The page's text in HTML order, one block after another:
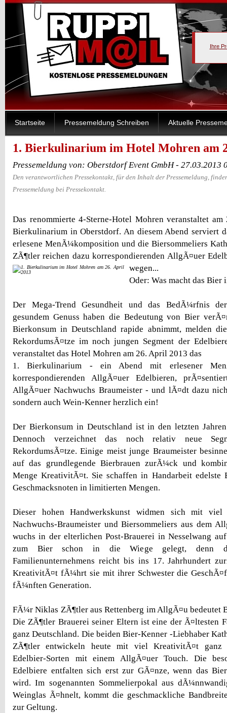
Ihre
Startseite Pressemeldung Schreiben Aktuelle
1. Bierkulinarium im Hotel Mohren am
Pressemeldung von: Oberstdorf Event GmbH - 27.03.2013
Den verantwortlichen Pressekontakt, für den Inhalt der Pressemeldung,
Pressemeldung bei Pressekontakt.
Das renommierte 4-Sterne-Hotel Mohren veranstaltet
Bierkulinarium in Oberstdorf. An diesem Abend serviert
erlesene MenÃ¼komposition und die Biersommeliers
ZÃ¶tler reichen dazu korrespondierenden AllgÃ¤uer
wegen...
Oder: Was macht das Bier
Der Mega-Trend Gesundheit und das BedÃ¼rfnis
gesundem Genuss haben die Bedeutung von Bier
Bierkonsum in Deutschland rapide abnimmt, melden
RekordumsÃ¤tze im noch jungen Segment der
veranstaltet das Hotel Mohren am 26. April 2013 das
1. Bierkulinarium - ein Abend mit erlesener
korrespondierenden AllgÃ¤uer Edelbieren,
AllgÃ¤uer Nachwuchs Braumeister - und lÃ¤dt dazu
sondern auch Wein-Kenner herzlich ein!
Der Bierkonsum in Deutschland ist in den letzten
Dennoch verzeichnet das noch relativ neue
RekordumsÃ¤tze. Einige meist junge Braumeister
auf das grundlegende Bierbrauen zurÃ¼ck und
Menge KreativitÃ¤t. Sie schaffen in Handarbeit edelste
Geschmacksnoten in limitierten Mengen.
Dieser hohen Handwerkskunst widmen sich mit
Nachwuchs-Braumeister und Biersommeliers aus dem
wuchs in der elterlichen Post-Brauerei in Nesselwang
zum Bier schon in die Wiege gelegt, denn
Familienunternehmens reicht bis ins 17. Jahrhundert
KreativitÃ¤t fÃ¼hrt sie mit ihrer Schwester die
fÃ¼nften Generation.
FÃ¼r Niklas ZÃ¶tler aus Rettenberg im AllgÃ¤u bedeutet
Die ZÃ¶tler Brauerei seiner Eltern ist eine der Ã¤ltesten
ganz Deutschland. Die beiden Bier-Kenner -Liebhaber
ZÃ¶tler entwickeln heute mit viel KreativitÃ¤t ganz
Edelbier-Sorten mit einem AllgÃ¤uer Touch. Die
Edelbiere entfalten sich erst zur GÃ¤nze, wenn das
wird. Im sogenannten Sommelierpokal aus
Weinglas Ã¤hnelt, kommt die geschmackliche
zur Geltung.